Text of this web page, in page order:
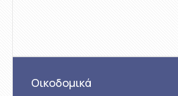
Οικοδομικά